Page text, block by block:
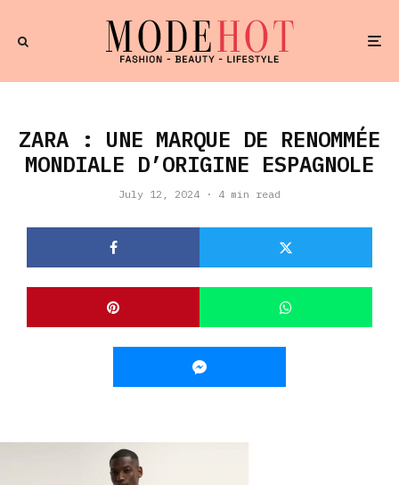
ZARA : UNE MARQUE DE RENOMMÉE
MONDIALE D’ORIGINE ESPAGNOLE
July 12, 2024 · 4 min read